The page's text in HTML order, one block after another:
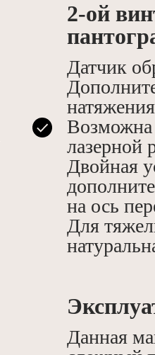
2-ой
Датчик
Возможна
лазерной
Двойная
на ось
Для
Данная